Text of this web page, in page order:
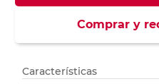
Comprar y
Características